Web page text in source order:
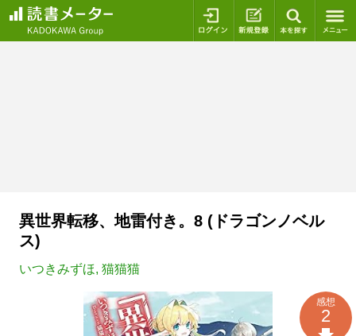
ログイン 新規登録
異世界転移、地雷付き。8 (ドラゴンノベル
ス)
いつきみずほ, 猫猫猫
感想
2